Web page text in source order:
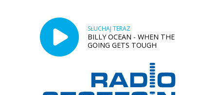
SŁUCHAJ TERAZ
BILLY OCEAN - WHEN THE
GOING GETS TOUGH